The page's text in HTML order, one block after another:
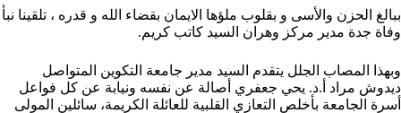
ببالغ الحزن والأسى و بقلوب ملؤها الايمان بقضاء الله و قدره ، تلقينا نبأ
وفاة جدة مدير مركز وهران السيد كاتب كريم.
وبهذا المصاب الجلل يتقدم السيد مدير جامعة التكوين المتواصل
ديدوش مراد أ.د. يحي جعفري أصالة عن نفسه ونيابة عن كل فواعل
أسرة الجامعة بأخلص التعازي القلبية للعائلة الكريمة، سائلين المولى